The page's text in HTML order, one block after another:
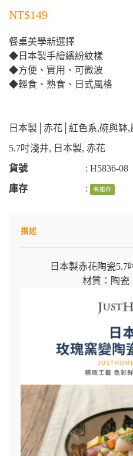
NT$149
餐桌美學新選擇
◆日本製手繪繽紛紋樣
◆方便、實用、可微波
◆輕食、熟食、日式風格
日本製│赤花│紅色系,碗與缽,
5.7吋淺井, 日本製, 赤花
貨號
: H5836-08
庫存
: 有庫存
描述
日本製赤花陶瓷5.7
材質：陶